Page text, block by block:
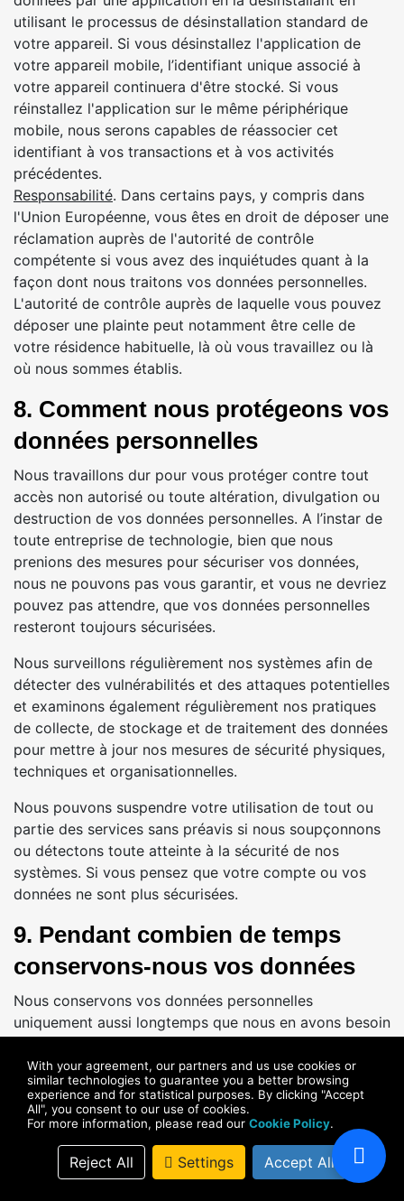
utilisant le processus de désinstallation standard de
votre appareil. Si vous désinstallez l'application de
votre appareil mobile, l’identifiant unique associé à
votre appareil continuera d'être stocké. Si vous
réinstallez l'application sur le même périphérique
mobile, nous serons capables de réassocier cet
identifiant à vos transactions et à vos activités
précédentes.
Responsabilité. Dans certains pays, y compris dans
l'Union Européenne, vous êtes en droit de déposer une
réclamation auprès de l'autorité de contrôle
compétente si vous avez des inquiétudes quant à la
façon dont nous traitons vos données personnelles.
L'autorité de contrôle auprès de laquelle vous pouvez
déposer une plainte peut notamment être celle de
votre résidence habituelle, là où vous travaillez ou là
où nous sommes établis.
8. Comment nous protégeons vos
données personnelles
Nous travaillons dur pour vous protéger contre tout
accès non autorisé ou toute altération, divulgation ou
destruction de vos données personnelles. A l’instar de
toute entreprise de technologie, bien que nous
prenions des mesures pour sécuriser vos données,
nous ne pouvons pas vous garantir, et vous ne devriez
pouvez pas attendre, que vos données personnelles
resteront toujours sécurisées.
Nous surveillons régulièrement nos systèmes afin de
détecter des vulnérabilités et des attaques potentielles
et examinons également régulièrement nos pratiques
de collecte, de stockage et de traitement des données
pour mettre à jour nos mesures de sécurité physiques,
techniques et organisationnelles.
Nous pouvons suspendre votre utilisation de tout ou
partie des services sans préavis si nous soupçonnons
ou détectons toute atteinte à la sécurité de nos
systèmes. Si vous pensez que votre compte ou vos
données ne sont plus sécurisées.
9. Pendant combien de temps
conservons-nous vos données
Nous conservons vos données personnelles
uniquement aussi longtemps que nous en avons besoin
(telles qu'énoncées dans la Section 5) et dans la
mesure autorisée par la législation en vigueur. Pour
protéger la sûreté et la sécurité de nos utilisateurs sur
et en dehors de nos services, nous mettons en œuvre
une fenêtre de conservation de sécurité d’un an après
la suppression du compte. Pendant cette période, les
With your agreement, our partners and us use cookies or
similar technologies to guarantee you a better browsing
experience and for statistical purposes. By clicking "Accept
All", you consent to our use of cookies.
For more information, please read our Cookie Policy.
Reject All Settings Accept All